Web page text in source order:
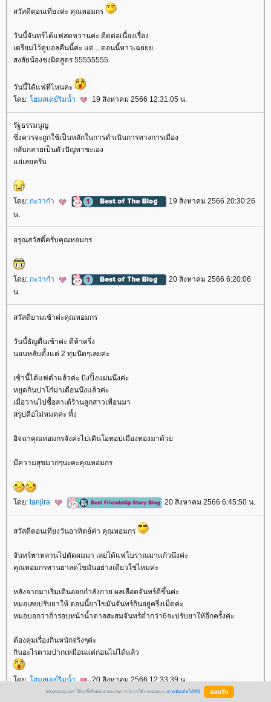
สวัสดีตอนเที่ยงค่ะ คุณหอมกร
วันนี้จันทร์ได้แฟสดหวานค่ะ ดีดต่อเนื่องเรื่อง
เตรียมไว้ดูบอลคืนนี้ค่ะ แต่....ตอนนี้หาวเฉ
สงสัยน้องชงผิดสูตร 55555555
วันนี้ได้แฟที่ไหนคะ
ดย: ฮมสเตย์ริมน้ำ 19 สิงหาคม 2566 12:31:05 น.
รัฐธรรมนูญ
ซึ่งควรจะถูกใช้เป็นหลักในการดำเนินการทางการเมือง
กลับกลายเป็นตัวปัญหาซะเอง
่เลยครับ
ดย: กะว่าก๋า
19 สิงหาคม 2566 20:30:26
น.
อรุณสวัสดิ์ครับคุณหอมกร
ดย: กะว่าก๋า
20 สิงหาคม 2566 6:20:06
น.
สวัสดียามเช้าค่ะคุณหอมกร
วันนี้ธัญตื่นเช้าค่ะ ตีห้าครึ่ง
นอนหลับตั้งแต่ 2 ทุ่มนิดๆเลยค่ะ
เช้านี้ได้แฟดำแล้วค่ะ ปังปิ้งแผ่นนึงค่ะ
หยุดกินปาโก๋มาเดือนนึงแล้วค่ะ
เมื่อวานไปซื้อลาเต้ร้านลูกสาวเพื่อนมา
สรุปคือไม่หมดค่ะ ทิ้ง
อิจฉาคุณหอมกรจังค่ะไปเดินโอทอปเมืองทองมาด้ว
มีความสุขมากๆนะคะคุณหอมกร
ดย: tanjira 20 สิงหาคม 2566 6:45:50 น.
สวัสดีตอนเที่ยงวันอาทิตย์ค่า คุณหอมกร
จันทร์พาหลานไปตัดผมมา เลยได้แฟโบราณมาแก้วนึงค่ะ
คุณหอมกรทานยาลดไขมันอย่างเดียวใช่ไหมคะ
หลังจากมาเริ่มเดินออกกำลังกาย ผลเลือดจันทร์ดีขึ้นค่ะ
หมอเลยปรับยาให้ ตอนนี้ยาไขมันจันทร์กินอยู่ครึ่งเม็ดค่ะ
หมอบอกว่าถ้ารอบหน้าน้ำตาลสะสมจันทร์ต่ำกว่า6จะปรับยาให้อีกครั้งค่ะ
ต้องคุมเรื่องกินหนักจริงๆค่ะ
กินอะไรตามปากเหมือนแต่ก่อนไม่ได้แล้ว
ดย:ฮมสเตย์ริมน้ำ 20 สิงหาคม 2566 12:33:39 น.
BlogGang.com ใช้คุกกี้เพื่อพัฒนาประสบการณ์การใช้งานของคุณ อ่านเพิ่มเติมได้ที่นี่